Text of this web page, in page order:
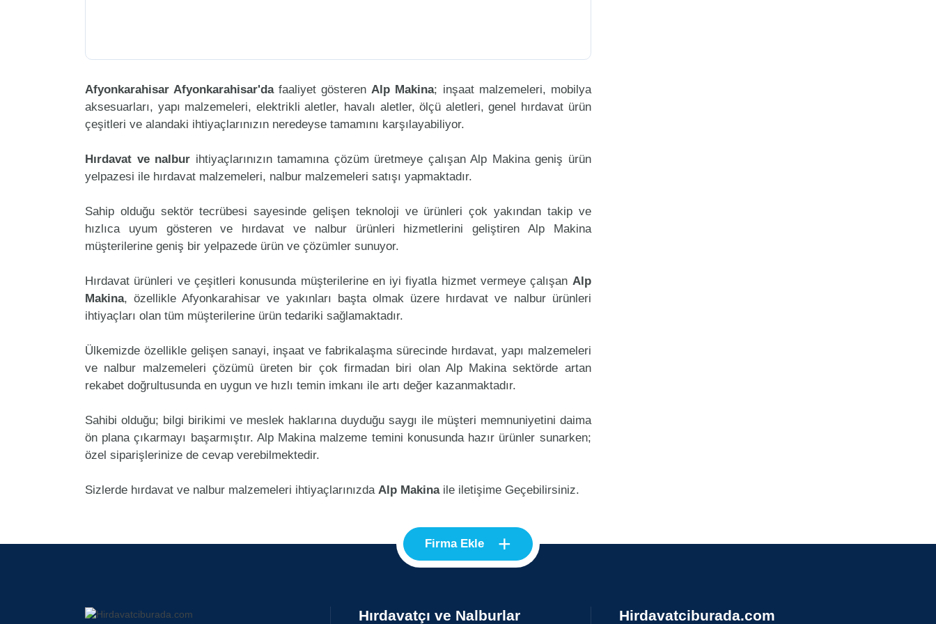
Afyonkarahisar Afyonkarahisar'dafaaliyet gösterenAlp Makina; inşaat malzemeleri, mobilya
aksesuarları, yapı malzemeleri, elektrikli aletler, havalı aletler, ölçü aletleri, genel hırdavat ürün
çeşitleri ve alandaki ihtiyaçlarınızın neredeyse tamamını karşılayabiliyor.
Hırdavat ve nalbur ihtiyaçlarınızın tamamına çözüm üretmeye çalışan Alp Makina geniş ürün
yelpazesi ile hırdavat malzemeleri, nalbur malzemeleri satışı yapmaktadır.
Sahip olduğu sektör tecrübesi sayesinde gelişen teknoloji ve ürünleri çok yakından takip ve
hızlıca uyum gösteren ve hırdavat ve nalbur ürünleri hizmetlerini geliştiren Alp Makina
müşterilerine geniş bir yelpazede ürün ve çözümler sunuyor.
Hırdavat ürünleri ve çeşitleri konusunda müşterilerine en iyi fiyatla hizmet vermeye çalışan Alp
Makina, özellikle Afyonkarahisar ve yakınları başta olmak üzere hırdavat ve nalbur ürünleri
ihtiyaçları olan tüm müşterilerine ürün tedariki sağlamaktadır.
Ülkemizde özellikle gelişen sanayi, inşaat ve fabrikalaşma sürecinde hırdavat, yapı malzemeleri
ve nalbur malzemeleri çözümü üreten bir çok firmadan biri olan Alp Makina sektörde artan
rekabet doğrultusunda en uygun ve hızlı temin imkanı ile artı değer kazanmaktadır.
Sahibi olduğu; bilgi birikimi ve meslek haklarına duyduğu saygı ile müşteri memnuniyetini daima
ön plana çıkarmayı başarmıştır. Alp Makina malzeme temini konusunda hazır ürünler sunarken;
özel siparişlerinize de cevap verebilmektedir.
Sizlerde hırdavat ve nalbur malzemeleri ihtiyaçlarınızda Alp Makinaile iletişime Geçebilirsiniz.
Firma Ekle +
Hırdavatçı ve Nalburlar Hirdavatciburada.com